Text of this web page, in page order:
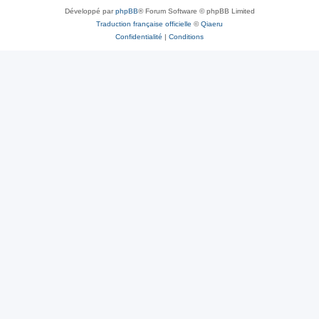
Développé parphpBB® Forum Software © phpBB Limited
Traduction française officielle ©Qiaeru
Confidentialité | Conditions